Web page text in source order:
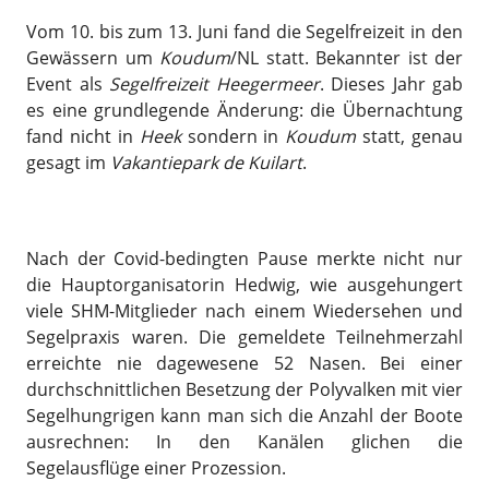
Vom 10. bis zum 13. Juni fand die Segelfreizeit in den
Gewässern um Koudum/NL statt. Bekannter ist der
Event als Segelfreizeit Heegermeer. Dieses Jahr gab
es eine grundlegende Änderung: die Übernachtung
fand nicht in Heeksondern in Koudumstatt, genau
gesagt im Vakantiepark de Kuilart.
Nach der Covid-bedingten Pause merkte nicht nur
die Hauptorganisatorin Hedwig, wie ausgehungert
viele SHM-Mitglieder nach einem Wiedersehen und
Segelpraxis waren. Die gemeldete Teilnehmerzahl
erreichte nie dagewesene 52 Nasen. Bei einer
durchschnittlichen Besetzung der Polyvalken mit vier
Segelhungrigen kann man sich die Anzahl der Boote
ausrechnen: In den Kanälen glichen die
Segelausflüge einer Prozession.